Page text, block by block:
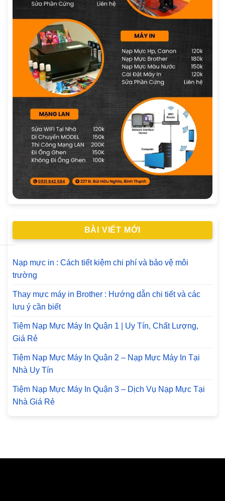
BÀI VIẾT MỚI
Nạp mực in : Cách tiết kiệm chi phí và bảo vệ môi
trường
Thay mực máy in Brother : Hướng dẫn chi tiết và các
lưu ý cần biết
Tiệm Nạp Mực Máy In Quận 1 | Uy Tín, Chất Lượng,
Giá Rẻ
Tiệm Nạp Mực Máy In Quận 2 – Nạp Mực Máy In Tại
Nhà Uy Tín
Tiệm Nạp Mực Máy In Quận 3 – Dịch Vụ Nạp Mực Tại
Nhà Giá Rẻ